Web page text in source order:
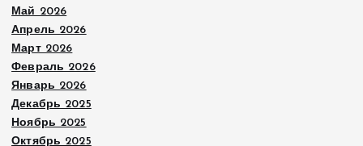
Май 2026
Апрель 2026
Март 2026
Февраль 2026
Январь 2026
Декабрь 2025
Ноябрь 2025
Октябрь 2025